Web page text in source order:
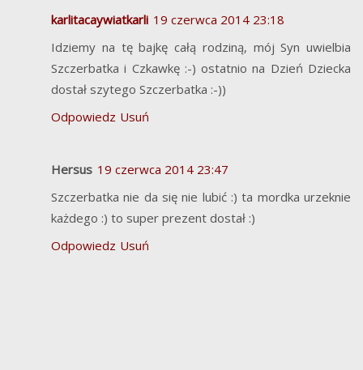
karlitacaywiatkarli 19 czerwca 2014 23:18
Idziemy na tę bajkę całą rodziną, mój Syn uwielbia
Szczerbatka i Czkawkę :-) ostatnio na Dzień Dziecka
dostał szytego Szczerbatka :-))
Odpowiedz Usuń
Hersus 19 czerwca 2014 23:47
Szczerbatka nie da się nie lubić :) ta mordka urzeknie
każdego :) to super prezent dostał :)
Odpowiedz Usuń